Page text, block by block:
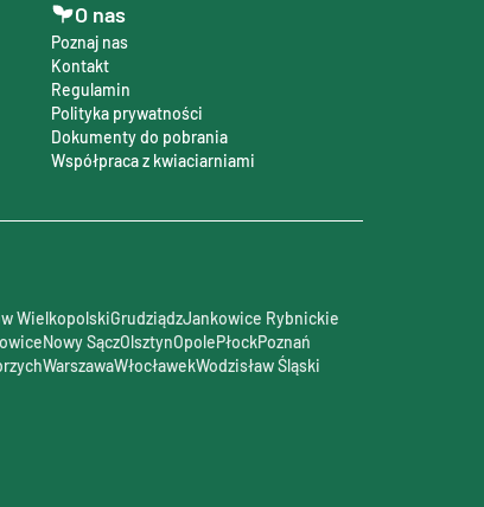
O nas
Poznaj nas
Kontakt
Regulamin
Polityka prywatności
Dokumenty do pobrania
Współpraca z kwiaciarniami
WielkopolskiGrudziądzJankowice Rybnickie
Nowy SączOlsztynOpolePłockPoznań
WarszawaWłocławekWodzisław Śląski